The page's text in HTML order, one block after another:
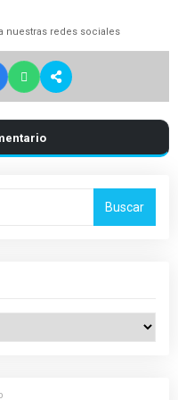
nuestras redes sociales